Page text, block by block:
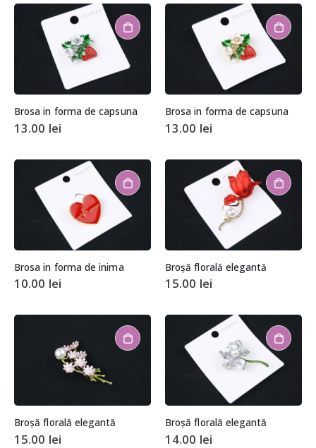
Brosa in forma de capsuna
13.00 lei
Brosa in forma de capsuna
13.00 lei
Brosa in forma de inima
10.00 lei
Broșă florală elegantă
15.00 lei
Broșă florală elegantă
15.00 lei
Broșă florală elegantă
14.00 lei